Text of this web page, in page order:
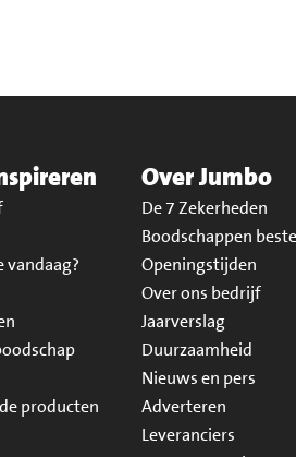
vandaag?
producten
Over Jumbo
De 7 Zekerheden
Boodschappen
Openingstijden
Over ons bedrijf
Jaarverslag
Duurzaamheid
Nieuws en pers
Adverteren
Leveranciers